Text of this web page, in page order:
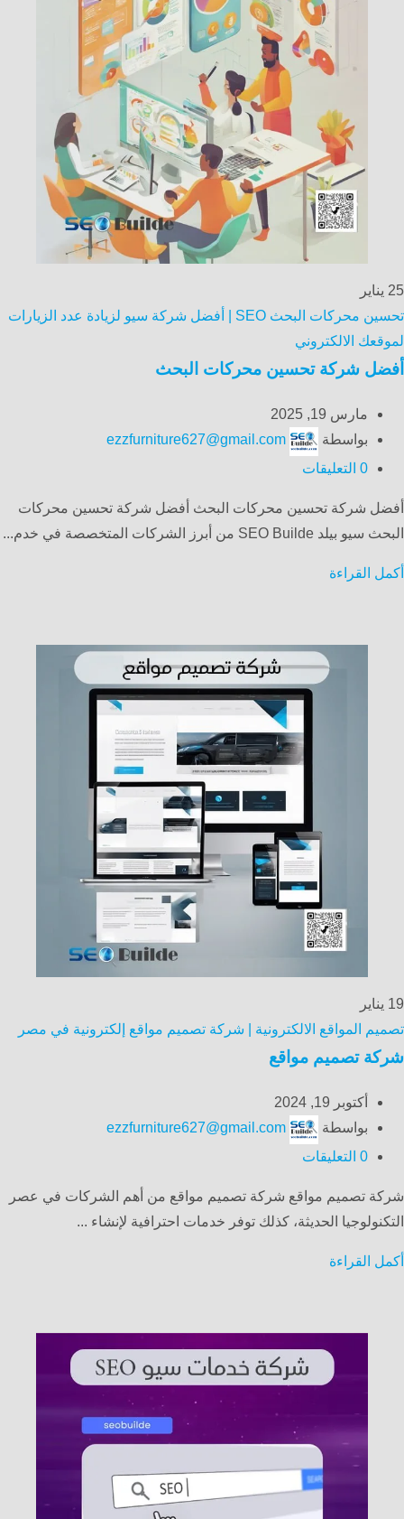
25 يناير
تحسين محركات البحث SEO | أفضل شركة سيو لزيادة عدد الزيارات
لموقعك الالكتروني
أفضل شركة تحسين محركات البحث
مارس 19, 2025
بواسطة
ezzfurniture627@gmail.com
0 التعليقات
أفضل شركة تحسين محركات البحث أفضل شركة تحسين محركات
البحث سيو بيلد SEO Builde من أبرز الشركات المتخصصة في خدم...
أكمل القراءة
19 يناير
تصميم المواقع الالكترونية | شركة تصميم مواقع إلكترونية في مصر
شركة تصميم مواقع
أكتوبر 19, 2024
بواسطة
ezzfurniture627@gmail.com
0 التعليقات
شركة تصميم مواقع شركة تصميم مواقع من أهم الشركات في عصر
التكنولوجيا الحديثة، كذلك توفر خدمات احترافية لإنشاء ...
أكمل القراءة